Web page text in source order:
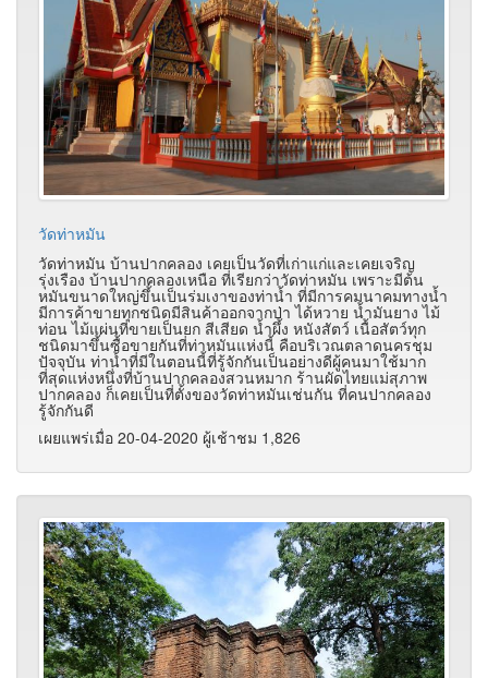
วัดท่าหมัน
วัดท่าหมัน บ้านปากคลอง เคยเป็นวัดที่เก่าแก่และเคยเจริญ
รุ่งเรือง บ้านปากคลองเหนือ ที่เรียกว่าวัดท่าหมัน เพราะมีต้น
หมันขนาดใหญ่ขึ้นเป็นร่มเงาของท่าน้ำ ที่มีการคมนาคมทางน้ำ
มีการค้าขายทุกชนิดมีสินค้าออกจากป่า ได้หวาย น้ำมันยาง ไม้
ท่อน ไม้แผ่นที่ขายเป็นยก สีเสียด น้ำผึ้ง หนังสัตว์ เนื้อสัตว์ทุก
ชนิดมาขึ้นซื้อขายกันที่ท่าหมันแห่งนี้ คือบริเวณตลาดนครชุม
ปัจจุบัน ท่าน้ำที่มีในตอนนี้ที่รู้จักกันเป็นอย่างดีผู้คนมาใช้มาก
ที่สุดแห่งหนึ่งที่บ้านปากคลองสวนหมาก ร้านผัดไทยแม่สุภาพ
ปากคลอง ก็เคยเป็นที่ตั้งของวัดท่าหมันเช่นกัน ที่คนปากคลอง
รู้จักกันดี
เผยแพร่เมื่อ 20-04-2020 ผู้เช้าชม 1,826